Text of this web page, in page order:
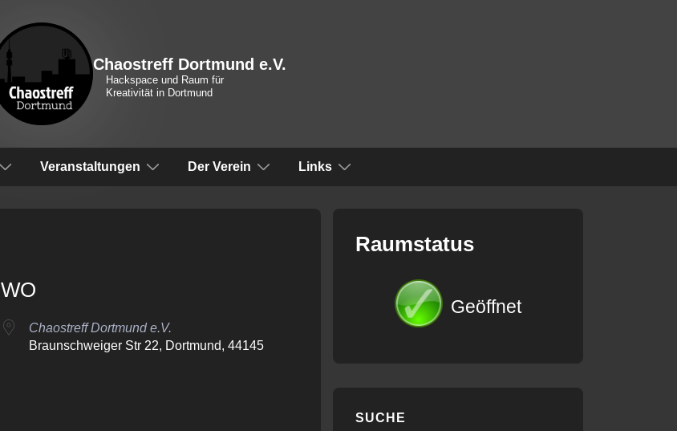
Chaostreff Dortmund e.V.
Hackspace und Raum für
Kreativität in Dortmund
Veranstaltungen Der Verein Links
WO
Chaostreff Dortmund e.V.
Braunschweiger Str 22, Dortmund, 44145
Raumstatus
Geöffnet
SUCHE